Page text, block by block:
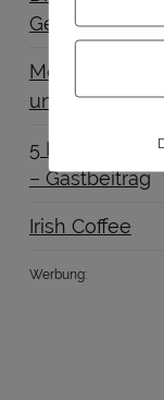
Geschenk
Mezcal für
und Mexiko
5 Hilfsmittel
– Gastbeitrag
Irish Coffee
Werbung: